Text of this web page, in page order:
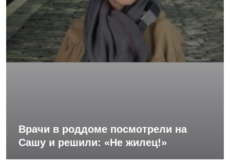
Врачи в роддоме посмотрели на
Сашу и решили: «Не жилец!»